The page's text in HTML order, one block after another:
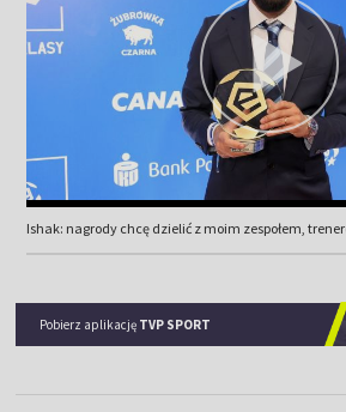
Ishak: nagrody chcę dzielić z moim zespołem,
Pobierz aplikację TVP SPORT